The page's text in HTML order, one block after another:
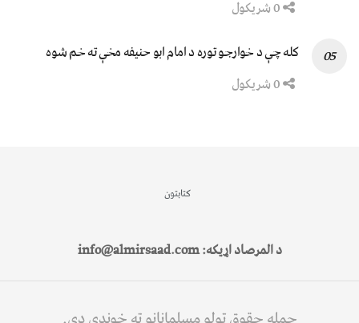
کله چې د خوارجو توره د امام ابو حنیفه مخې ته خم شوه
کتابتون
د المرصاد اړیکه: info@almirsaad.com